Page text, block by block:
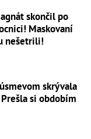
skončil po
Maskovaní
nešetrili!
skrývala
si obdobím